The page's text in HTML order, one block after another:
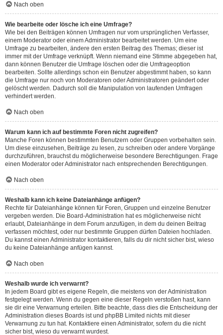
Nach oben
Wie bearbeite oder lösche ich eine Umfrage?
Wie bei den Beiträgen können Umfragen nur vom ursprünglichen Verfasser,
einem Moderator oder einem Administrator bearbeitet werden. Um eine
Umfrage zu bearbeiten, ändere den ersten Beitrag des Themas; dieser ist
immer mit der Umfrage verknüpft. Wenn niemand eine Stimme abgegeben hat,
dann können Benutzer die Umfrage löschen oder die Umfrageoption
bearbeiten. Sollte allerdings schon ein Benutzer abgestimmt haben, so kann
die Umfrage nur noch von Moderatoren oder Administratoren geändert oder
gelöscht werden. Dadurch soll die Manipulation von laufenden Umfragen
verhindert werden.
Nach oben
Warum kann ich auf bestimmte Foren nicht zugreifen?
Manche Foren können bestimmten Benutzern oder Gruppen vorbehalten sein.
Um diese einzusehen, Beiträge zu lesen, zu schreiben oder andere Vorgänge
durchzuführen, brauchst du möglicherweise besondere Berechtigungen. Frage
einen Moderator oder Administrator nach entsprechenden Berechtigungen.
Nach oben
Weshalb kann ich keine Dateianhänge anfügen?
Rechte für Dateianhänge können für Foren, Gruppen und einzelne Benutzer
vergeben werden. Die Board-Administration hat es möglicherweise nicht
erlaubt, Dateianhänge in dem Forum anzufügen, in dem du deinen Beitrag
verfassen möchtest, oder nur bestimmte Gruppen dürfen Dateien hochladen.
Du kannst einen Administrator kontaktieren, falls du dir nicht sicher bist, wieso
du keine Dateianhänge anfügen kannst.
Nach oben
Weshalb wurde ich verwarnt?
In jedem Board gibt es eigene Regeln, die meistens von der Administration
festgelegt werden. Wenn du gegen eine dieser Regeln verstoßen hast, kann
sie dir eine Verwarnung erteilen. Bitte beachte, dass dies die Entscheidung der
Administration dieses Boards ist und phpBB Limited nichts mit dieser
Verwarnung zu tun hat. Kontaktiere einen Administrator, sofern du die nicht
sicher bist, wieso du verwarnt wurdest.